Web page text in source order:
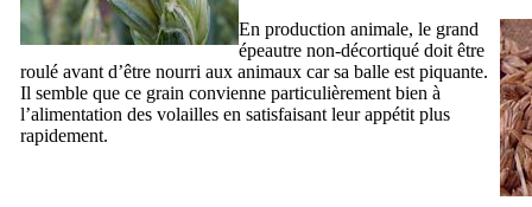
En production animale, le grand
épeautre non-décortiqué doit être
roulé avant d’être nourri aux animaux car sa balle est piquante.
Il semble que ce grain convienne particulièrement bien à
l’alimentation des volailles en satisfaisant leur appétit plus
rapidement.